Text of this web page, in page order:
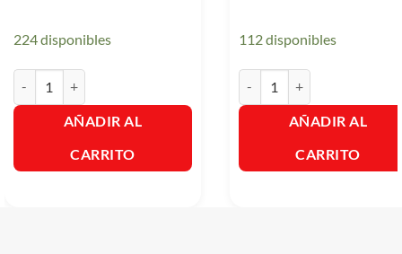
224 disponibles
AÑADIR AL
CARRITO
112 disponibles
AÑADIR AL
CARRITO